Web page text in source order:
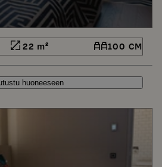
22 m² 100 CM
huoneeseen